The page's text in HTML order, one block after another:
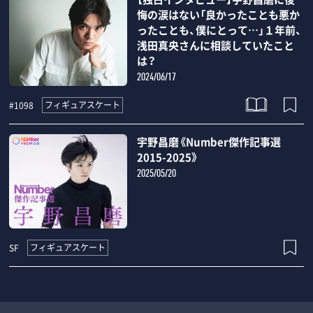
悔の涙はない「良かったことも悪か
ったことも、僕にとって…」１年前、
浅田真央さんに相談していたこと
は？
2024/06/17
#1098 フィギュアスケート
宇野昌磨《Number傑作記事選
2015-2025》
2025/05/20
SF フィギュアスケート